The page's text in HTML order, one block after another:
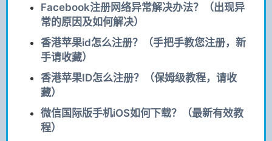
Facebook注册网络异常解决办法？（出现异
常的原因及如何解决）
香港苹果id怎么注册？（手把手教您注册，新
手请收藏）
香港苹果ID怎么注册？（保姆级教程，请收
藏）
微信国际版手机iOS如何下载？（最新有效教
程）